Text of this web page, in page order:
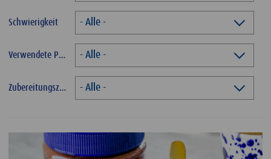
Schwierigkeit - Alle -
Verwendete Produkte - Alle -
Zubereitungszeit - Alle -